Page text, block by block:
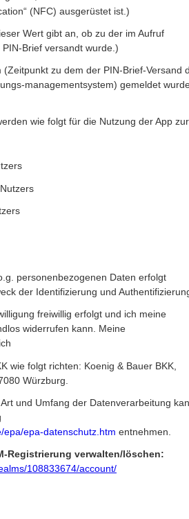
(NFC) ausgerüstet ist.)
Wert gibt an, ob zu der im Aufruf
Brief versandt wurde.)
(Zeitpunkt zu dem der PIN-Brief-Versand
managementsystem) gemeldet
wie folgt für die Nutzung der App
personenbezogenen Daten erfolgt
der Identifizierung und
freiwillig erfolgt und ich meine
widerrufen kann. Meine
wie folgt richten: Koenig & Bauer BKK,
Würzburg.
und Umfang der Datenverarbeitung
epa/epa-datenschutz.htm entnehmen.
Registrierung verwalten/löschen:
108833674/account/